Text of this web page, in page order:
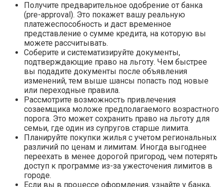
Получите предварительное одобрение от банка
(pre-approval). Это покажет вашу реальную
платежеспособность и даст временное
представление о сумме кредита, на которую вы
можете рассчитывать.
Соберите и систематизируйте документы,
подтверждающие право на льготу. Чем быстрее
вы подадите документы после объявления
изменений, тем выше шансы попасть под новые
или переходные правила.
Рассмотрите возможность привлечения
созаемщика моложе предполагаемого возрастного
порога. Это может сохранить право на льготу для
семьи, где один из супругов старше лимита.
Планируйте покупки жилья с учетом региональных
различий по ценам и лимитам. Иногда выгоднее
переехать в менее дорогой пригород, чем потерять
доступ к программе из-за ужесточения лимитов в
городе.
Если вы в процессе оформления, узнайте у банка,